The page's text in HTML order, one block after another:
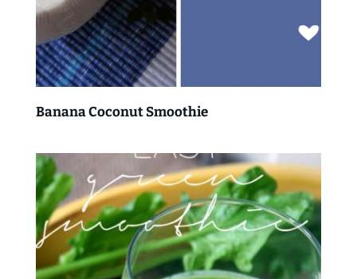
Banana Coconut Smoothie